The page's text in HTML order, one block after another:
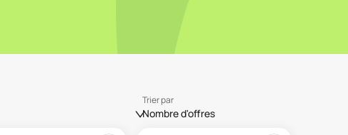
Trier par
Nombre d'offres